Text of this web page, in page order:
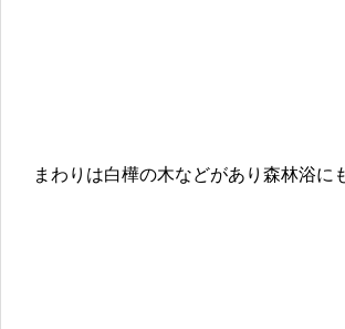
まわりは白樺の木などがあり森林浴に